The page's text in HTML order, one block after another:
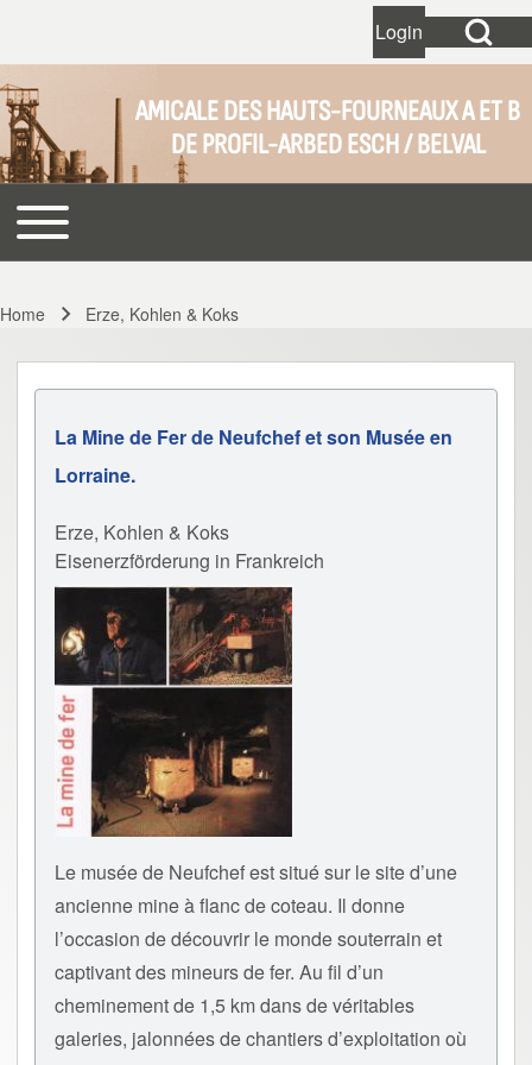
Close search
Search
Open Search
User account
LoginOpen login
AMICALE DES HAUTS-FOURNEAUX A ET B
DE PROFIL-ARBED ESCH / BELVAL
Main navigation
Toggle main menu
Home Erze, Kohlen & Koks
La Mine de Fer de Neufchef et son Musée en
Lorraine.
Erze, Kohlen & Koks
Eisenerzförderung in Frankreich
Le musée de Neufchef est situé sur le site d’une
ancienne mine à flanc de coteau. Il donne
l’occasion de découvrir le monde souterrain et
captivant des mineurs de fer. Au fil d’un
cheminement de 1,5 km dans de véritables
galeries, jalonnées de chantiers d’exploitation où